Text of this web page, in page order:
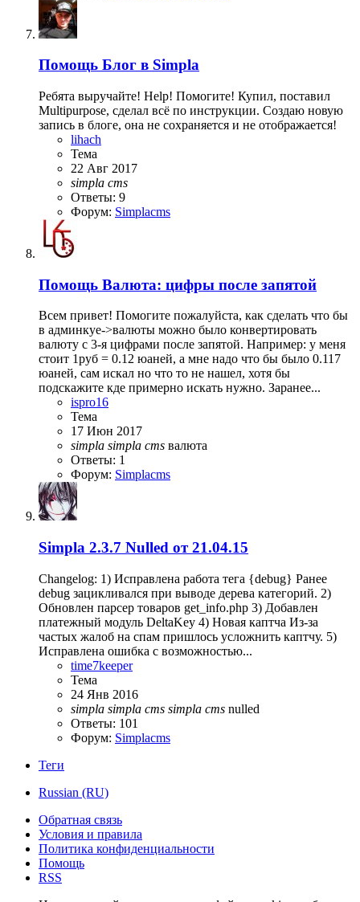
Помощь Блог в Simpla
Ребята выручайте! Help! Помогите! Купил, поставил
Multipurpose, сделал всё по инструкции. Создаю новую
запись в блоге, она не сохраняется и не отображается!
lihach
Тема
22 Авг 2017
simpla cms
Ответы: 9
Форум: Simplacms
Помощь Валюта: цифры после запятой
Всем привет! Помогите пожалуйста, как сделать что бы
в админкуе->валюты можно было конвертировать
валюту с 3-я цифрами после запятой. Например: у меня
стоит 1руб = 0.12 юаней, а мне надо что бы было 0.117
юаней, сам искал но что то не нашел, хотя бы
подскажите кде примерно искать нужно. Заранее...
ispro16
Тема
17 Июн 2017
simpla simpla cms валюта
Ответы: 1
Форум: Simplacms
Simpla 2.3.7 Nulled от 21.04.15
Changelog: 1) Исправлена работа тега {debug} Ранее
debug зацикливался при выводе дерева категорий. 2)
Обновлен парсер товаров get_info.php 3) Добавлен
платежный модуль DeltaKey 4) Новая каптча Из-за
частых жалоб на спам пришлось усложнить каптчу. 5)
Исправлена ошибка с возможностью...
time7keeper
Тема
24 Янв 2016
simpla simpla cms simpla cms nulled
Ответы: 101
Форум: Simplacms
Теги
Russian (RU)
Обратная связь
Условия и правила
Политика конфиденциальности
Помощь
RSS